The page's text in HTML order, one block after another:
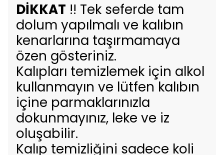
DİKKAT !! Tek seferde tam
dolum yapılmalı ve kalıbın
kenarlarına taşırmamaya
özen gösteriniz.
Kalıpları temizlemek için alkol
kullanmayın ve lütfen kalıbın
içine parmaklarınızla
dokunmayınız, leke ve iz
oluşabilir.
Kalıp temizliğini sadece koli